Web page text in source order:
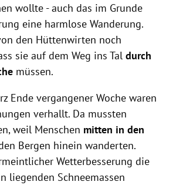
wollte - auch das im Grunde
eine harmlose Wanderung.
den Hüttenwirten noch
sie auf dem Weg ins Tal durch
müssen.
Ende vergangener Woche waren
verhallt. Da mussten
weil Menschen mitten in den
Bergen hinein wanderten.
Wetterbesserung die
liegenden Schneemassen